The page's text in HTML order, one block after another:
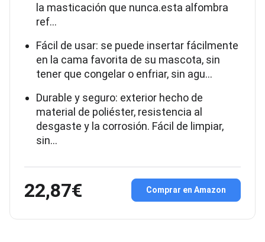
la masticación que nunca.esta alfombra
ref…
Fácil de usar: se puede insertar fácilmente
en la cama favorita de su mascota, sin
tener que congelar o enfriar, sin agu…
Durable y seguro: exterior hecho de
material de poliéster, resistencia al
desgaste y la corrosión. Fácil de limpiar,
sin…
22,87€ Comprar en Amazon